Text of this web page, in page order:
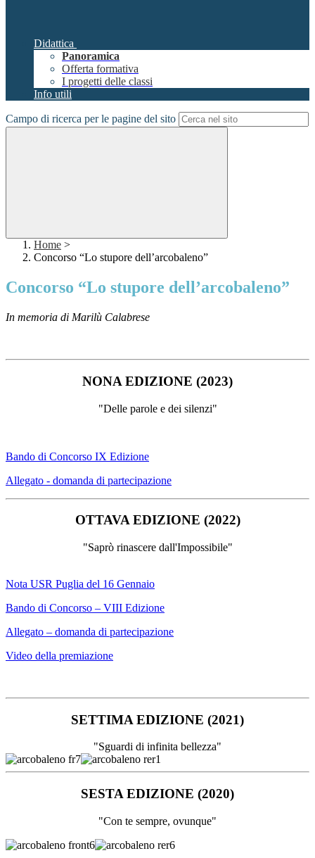
Didattica
Panoramica
Offerta formativa
I progetti delle classi
Info utili
Campo di ricerca per le pagine del sito
Home >
Concorso “Lo stupore dell’arcobaleno”
Concorso “Lo stupore dell’arcobaleno”
In memoria di Marilù Calabrese
NONA EDIZIONE (2023)
"Delle parole e dei silenzi"
Bando di Concorso IX Edizione
Allegato - domanda di partecipazione
OTTAVA EDIZIONE (2022)
"Saprò rinascere dall'Impossibile"
Nota USR Puglia del 16 Gennaio
Bando di Concorso – VIII Edizione
Allegato – domanda di partecipazione
Video della premiazione
SETTIMA EDIZIONE (2021)
"Sguardi di infinita bellezza"
SESTA EDIZIONE (2020)
"Con te sempre, ovunque"